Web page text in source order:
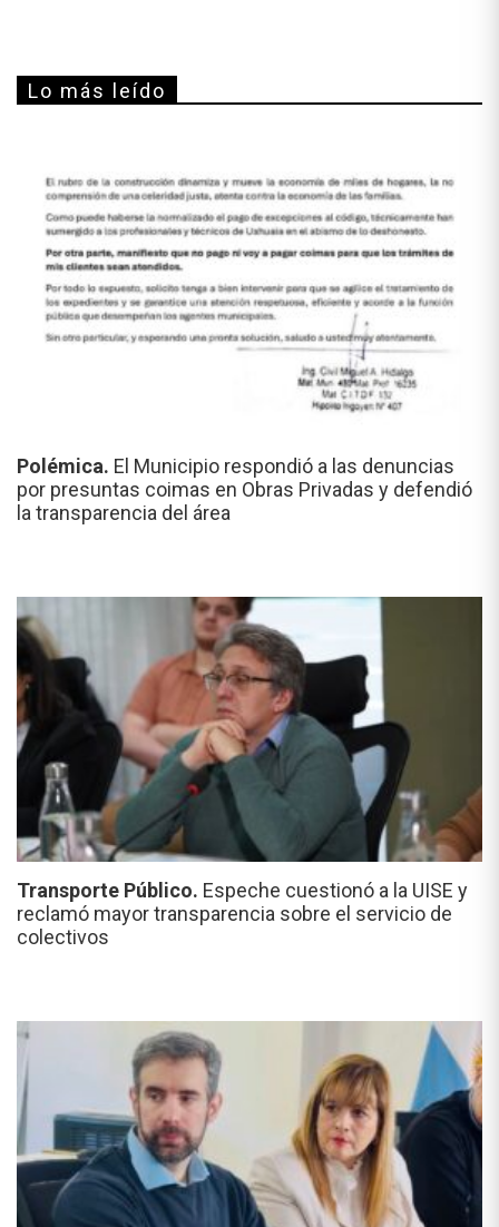
Lo más leído
Polémica. El Municipio respondió a las denuncias
por presuntas coimas en Obras Privadas y defendió
la transparencia del área
Transporte Público. Espeche cuestionó a la UISE y
reclamó mayor transparencia sobre el servicio de
colectivos